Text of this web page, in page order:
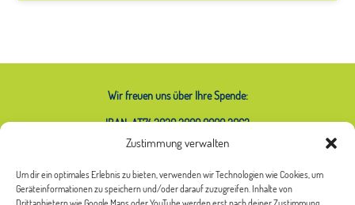
Zustimmung verwalten
Um dir ein optimales Erlebnis zu bieten, verwenden wir Technologien wie Cookies, um
Geräteinformationen zu speichern und/oder darauf zuzugreifen. Inhalte von
Wir freuen uns über Ihre Spende:
IBAN: AT74 2020 2000 0000 2063